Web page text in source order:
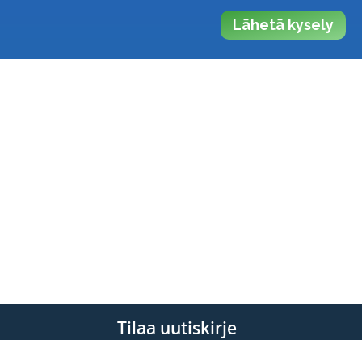
Lähetä kysely
Tilaa uutiskirje